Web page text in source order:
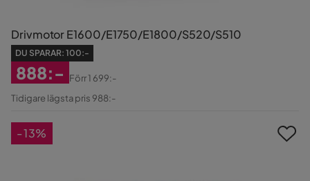
Drivmotor E1600/E1750/E1800/S520/S510
DU SPARAR: 100:-
Rabatterat
888:-
Original
Förr1 699:-
Tidigare lägsta pris 988:-
-13%